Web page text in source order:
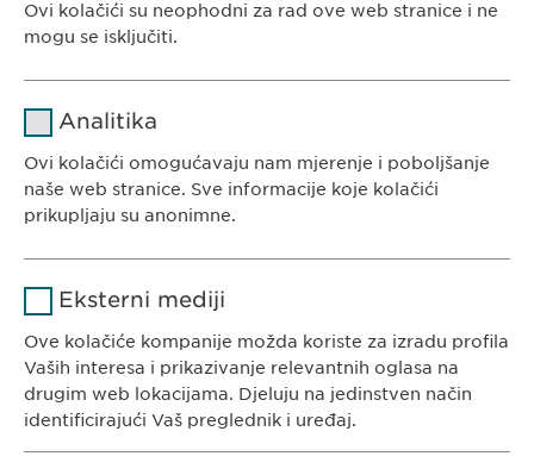
EWOPHARMA BOSNA I HERCEGOVINA
Bosna i Hercegovina
Tel. +387 33 592 140
E-Mail:info@ewopharma.ba
Ovi kolačići su neophodni za rad ove web stranice i ne
mogu se isključiti.
sgalinski
Trajanje
Svrha
saglasnosti kolačića.
Analitika
Ovi kolačići omogućavaju nam mjerenje i poboljšanje
naše web stranice. Sve informacije koje kolačići
prikupljaju su anonimne.
Google
Trajanje 1 day
Eksterni mediji
Ove kolačiće kompanije možda koriste za izradu profila
Vaših interesa i prikazivanje relevantnih oglasa na
drugim web lokacijama. Djeluju na jedinstven način
identificirajući Vaš preglednik i uređaj.